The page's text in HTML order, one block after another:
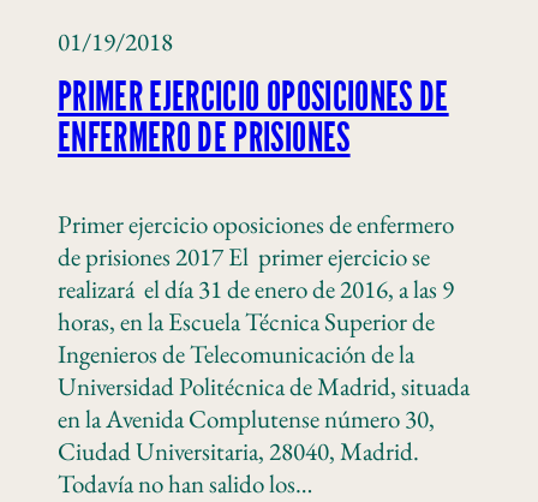
01/19/2018
PRIMER EJERCICIO OPOSICIONES DE
ENFERMERO DE PRISIONES
Primer ejercicio oposiciones de enfermero
de prisiones 2017 El primer ejercicio se
realizará el día 31 de enero de 2016, a las 9
horas, en la Escuela Técnica Superior de
Ingenieros de Telecomunicación de la
Universidad Politécnica de Madrid, situada
en la Avenida Complutense número 30,
Ciudad Universitaria, 28040, Madrid.
Todavía no han salido los…